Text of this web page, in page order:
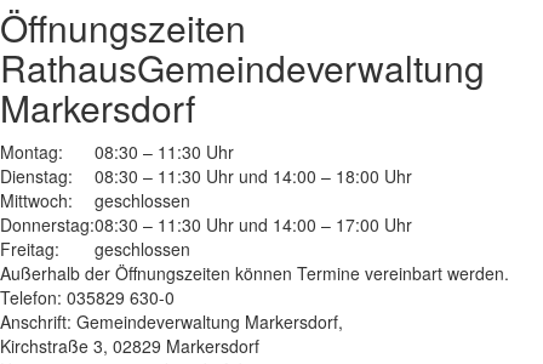
Öffnungszeiten
RathausGemeindeverwaltung
Markersdorf
Montag:
08:30 – 11:30 Uhr
Dienstag:
08:30 – 11:30 Uhr und 14:00 – 18:00 Uhr
Mittwoch:
geschlossen
Donnerstag:08:30 – 11:30 Uhr und 14:00 – 17:00 Uhr
Freitag:
geschlossen
Außerhalb der Öffnungszeiten können Termine vereinbart werden.
Telefon: 035829 630-0
Anschrift: Gemeindeverwaltung Markersdorf,
Kirchstraße 3, 02829 Markersdorf